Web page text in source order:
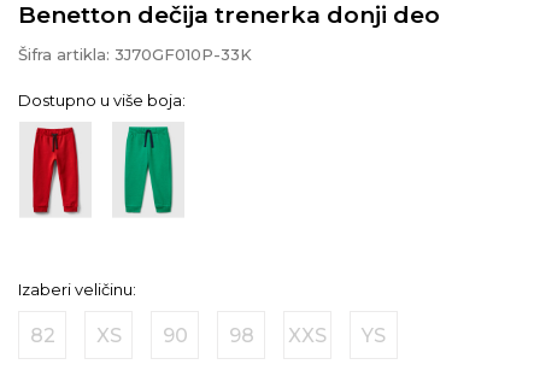
Benetton dečija trenerka donji deo
Šifra artikla: 3J70GF010P-33K
Dostupno u više boja:
Izaberi veličinu:
82 XS 90 98 XXS YS